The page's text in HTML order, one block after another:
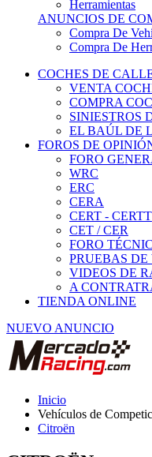
Compra De
Compra De
COCHES DE
VENTA
COMPRA
SINIESTROS
EL BAÚL DE
FOROS DE
FORO
WRC
ERC
CERA
CERT - CERTT
CET / CER
FORO
PRUEBAS DE
VIDEOS DE
A
TIENDA ONLINE
NUEVO ANUNCIO
Vehículos de
Citroën